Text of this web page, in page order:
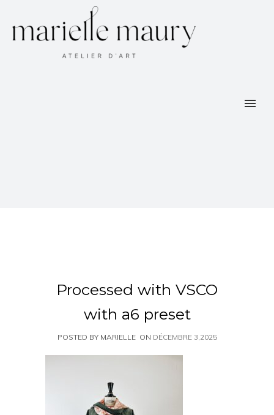
Processed with VSCO
with a6 preset
POSTED BY MARIELLE ON DÉCEMBRE 3,2025